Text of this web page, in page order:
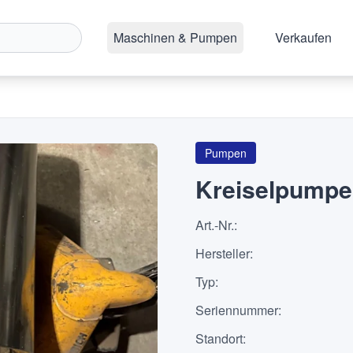
Maschinen & Pumpen Verkaufen
Pumpen
Kreiselpumpe
Art.-Nr.:
Hersteller:
Typ:
Seriennummer:
Standort: